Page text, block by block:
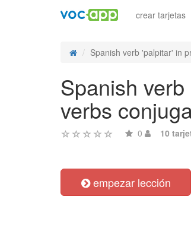
crear tarjetas
Spanish verb 'palpitar' in
Spanish
verbs
0 10
empezar lección